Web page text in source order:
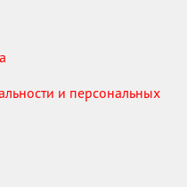
и персональных